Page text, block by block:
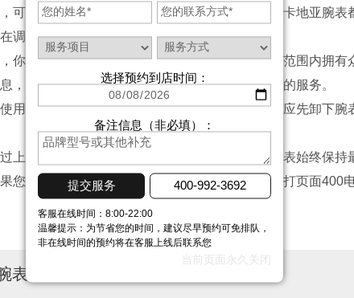
以尝试使用卡地亚腕表自带的调节扣。大多数卡地亚腕表
调整过程中对手表造成损伤。
可以考虑寻求专业的售后服务。卡地亚在全球范围内拥有
以便工作人员更好地了解你的需求并提供相应的服务。
寿命。比如，在洗手、洗澡或进行剧烈运动时应先卸下腕
述方法可以有效解决这一问题，并确保您的爱表始终保持
您还有其他关于手表维护和保养的问题，可以拨打页面400
表表带太紧解决办法详解
选择预约到店时间：
备注信息（非必填）：
提交服务 400-992-3692
客服在线时间：8:00-22:00
温馨提示：为节省您的时间，建议尽早预约可免排队，
非在线时间的预约将在客服上线后联系您
当前页面永久关闭